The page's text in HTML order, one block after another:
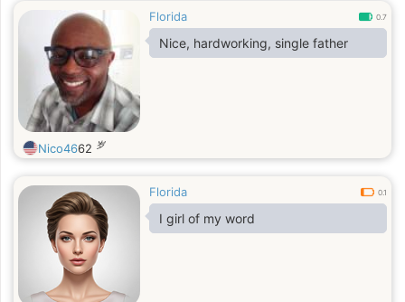
Florida 0.7
Nice, hardworking, single father
Nico4662 岁
Florida 0.1
I girl of my word